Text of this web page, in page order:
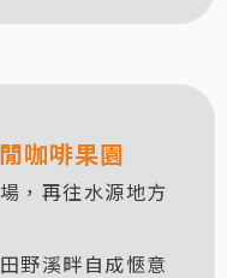
咖啡果園
，再往水源地方
野溪畔自成愜意